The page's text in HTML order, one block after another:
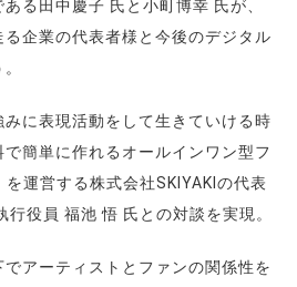
る田中慶子 氏と小町博幸 氏が、
企業の代表者様と今後のデジタル
に表現活動をして生きていける時
簡単に作れるオールインワン型フ
運営する株式会社SKIYAKIの代表
役員 福池 悟 氏との対談を実現。
アーティストとファンの関係性を